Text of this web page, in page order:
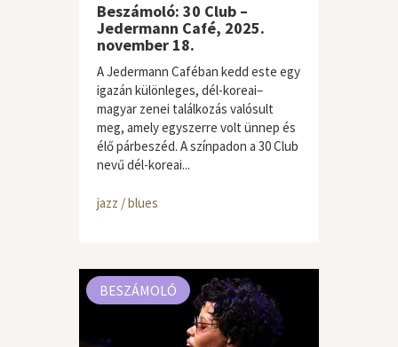
Beszámoló: 30 Club –
Jedermann Café, 2025.
november 18.
A Jedermann Caféban kedd este egy
igazán különleges, dél-koreai–
magyar zenei találkozás valósult
meg, amely egyszerre volt ünnep és
élő párbeszéd. A színpadon a 30 Club
nevű dél-koreai...
jazz / blues
BESZÁMOLÓ